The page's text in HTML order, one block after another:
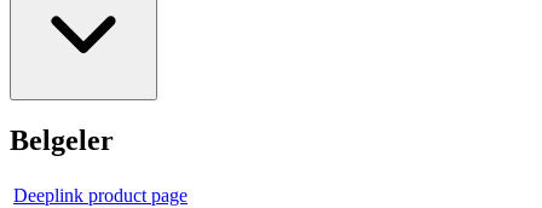
Belgeler
Deeplink product page